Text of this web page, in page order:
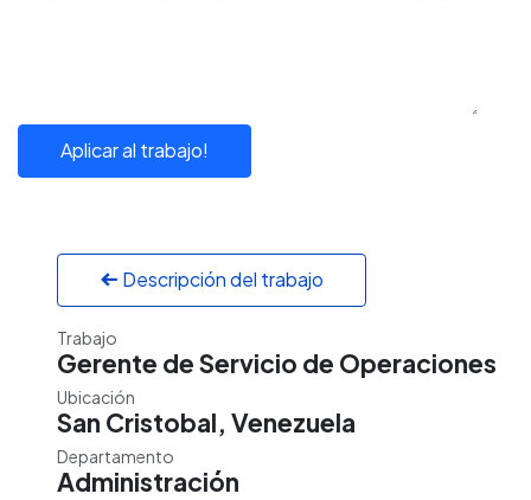
Aplicar al trabajo!
Descripción del trabajo
Trabajo
Gerente de Servicio de Operaciones
Ubicación
San Cristobal, Venezuela
Departamento
Administración